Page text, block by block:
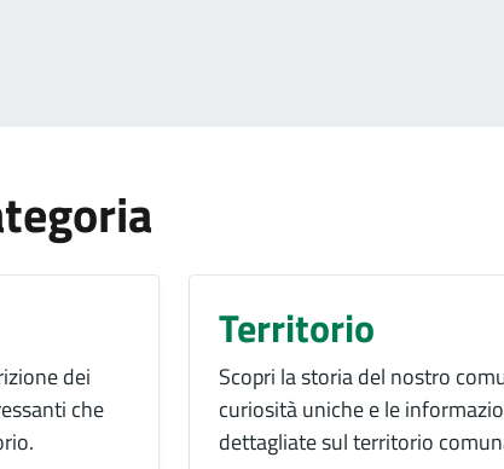
dei
che
Territorio
Scopri la storia del nostro
curiosità uniche e le
dettagliate sul territorio